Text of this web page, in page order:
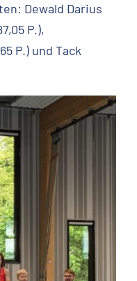
Dewald Darius
P.),
P.) und Tack